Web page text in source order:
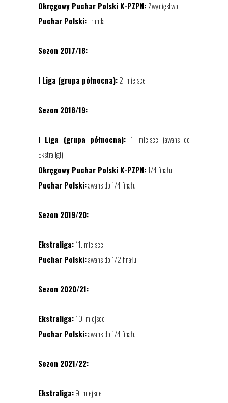
Okręgowy Puchar Polski K-PZPN: Zwycięstwo
Puchar Polski:I runda
Sezon 2017/18:
I Liga (grupa północna):2. miejsce
Sezon 2018/19:
I Liga (grupa północna): 1. miejsce (awans do
Ekstraligi)
Okręgowy Puchar Polski K-PZPN:1/4 finału
Puchar Polski:awans do 1/4 finału
Sezon 2019/20:
Ekstraliga:11. miejsce
Puchar Polski:awans do 1/2 finału
Sezon 2020/21:
Ekstraliga:10. miejsce
Puchar Polski:awans do 1/4 finału
Sezon 2021/22:
Ekstraliga:9. miejsce